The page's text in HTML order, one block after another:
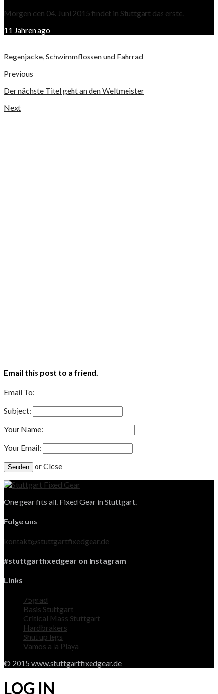
Morgen den 04. Juni 2015 findet in Stuttgart das erste.
11 Jahren ago
Regenjacke, Schwimmflossen und Fahrrad
Previous
Der nächste Titel geht an den Weltmeister
Next
Email this post to a friend.
Email To:
Subject:
Your Name:
Your Email:
orClose
One gear fits all. Fixed Gear in Stuttgart.
Folge uns
kontakt@stuttgartfixedgear.de
#stuttgartfixedgear on Instagram
Links
75grad
Basis Stuttgart
Critical Mass Stuttgart
Hardbrakers
Shut up legs
Vamos a la Playa
© 2015 www.stuttgartfixedgear.de
LOG IN